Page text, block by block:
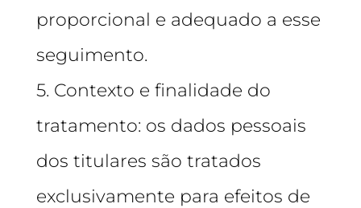
proporcional e adequado a esse
seguimento.
5. Contexto e finalidade do
tratamento: os dados pessoais
dos titulares são tratados
exclusivamente para efeitos de